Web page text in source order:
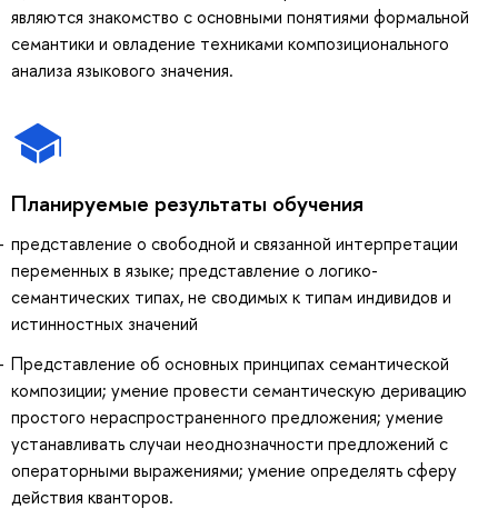
являются знакомство с основными понятиями формальной
семантики и овладение техниками композиционального
анализа языкового значения.
Планируемые результаты обучения
представление о свободной и связанной интерпретации
переменных в языке; представление о логико-
семантических типах, не сводимых к типам индивидов и
истинностных значений
Представление об основных принципах семантической
композиции; умение провести семантическую деривацию
простого нераспространенного предложения; умение
устанавливать случаи неоднозначности предложений с
операторными выражениями; умение определять сферу
действия кванторов.